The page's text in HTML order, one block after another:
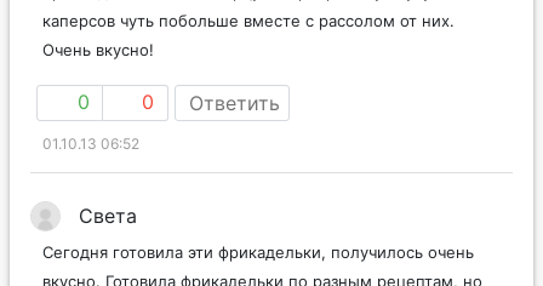
каперсов чуть побольше вместе с рассолом от них.
Очень вкусно!
0 0 Ответить
01.10.13 06:52
Света
Сегодня готовила эти фрикадельки, получилось очень
вкусно. Готовила фрикадельки по разным рецептам, но